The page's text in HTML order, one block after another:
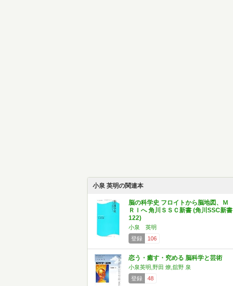
小泉 英明の関連本
脳の科学史 フロイトから脳地図、Ｍ
ＲＩへ 角川ＳＳＣ新書 (角川SSC新書
122)
小泉 英明
登録
106
恋う・癒す・究める 脳科学と芸術
小泉英明,野田 燎,舘野 泉
登録
48